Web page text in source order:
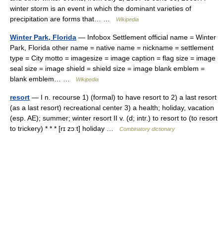
winter storm is an event in which the dominant varieties of
precipitation are forms that… …
Wikipedia
Winter Park, Florida — Infobox Settlement official name = Winter
Park, Florida other name = native name = nickname = settlement
type = City motto = imagesize = image caption = flag size = image
seal size = image shield = shield size = image blank emblem =
blank emblem… …
Wikipedia
resort — I n. recourse 1) (formal) to have resort to 2) a last resort
(as a last resort) recreational center 3) a health; holiday, vacation
(esp. AE); summer; winter resort II v. (d; intr.) to resort to (to resort
to trickery) * * * [rɪ zɔːt] holiday …
Combinatory dictionary